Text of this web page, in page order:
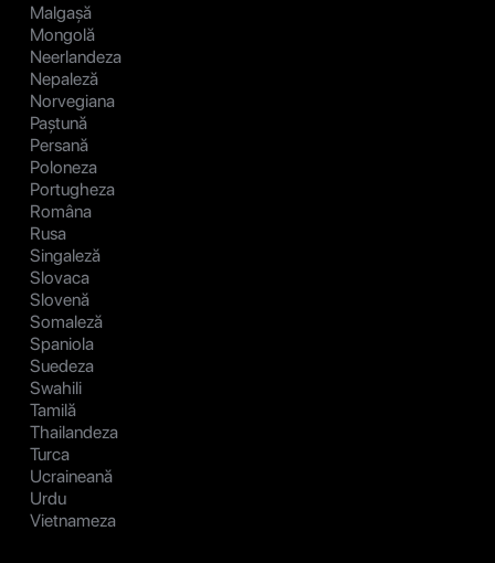
Malgașă
Mongolă
Neerlandeza
Nepaleză
Norvegiana
Paștună
Persană
Poloneza
Portugheza
Româna
Rusa
Singaleză
Slovaca
Slovenă
Somaleză
Spaniola
Suedeza
Swahili
Tamilă
Thailandeza
Turca
Ucraineană
Urdu
Vietnameza